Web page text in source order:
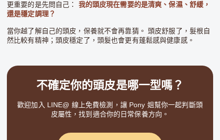
更重要的是先問自己： 我的頭皮現在需要的是清爽、保濕、舒緩，
還是穩定調理？
當你越了解自己的頭皮，保養就不會再靠猜。 頭皮舒服了，髮根自
然比較有精神；頭皮穩定了，頭髮也會更有蓬鬆感與健康感。
不確定你的頭皮是哪一型嗎？
歡迎加入 LINE@ 線上免費檢測，讓 Pony 姐幫你一起判斷頭
皮屬性，找到適合你的日常保養方向。